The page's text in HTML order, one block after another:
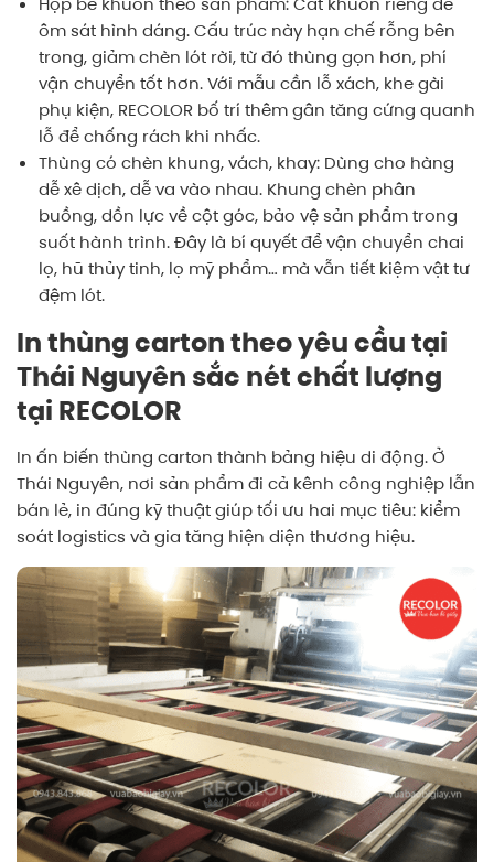
ôm sát hình dáng. Cấu trúc này hạn chế rỗng bên
trong, giảm chèn lót rời, từ đó thùng gọn hơn, phí
vận chuyển tốt hơn. Với mẫu cần lỗ xách, khe gài
phụ kiện, RECOLOR bố trí thêm gân tăng cứng quanh
lỗ để chống rách khi nhấc.
Thùng có chèn khung, vách, khay: Dùng cho hàng
dễ xê dịch, dễ va vào nhau. Khung chèn phân
buồng, dồn lực về cột góc, bảo vệ sản phẩm trong
suốt hành trình. Đây là bí quyết để vận chuyển chai
lọ, hũ thủy tinh, lọ mỹ phẩm… mà vẫn tiết kiệm vật tư
đệm lót.
In thùng carton theo yêu cầu tại
Thái Nguyên sắc nét chất lượng
tại RECOLOR
In ấn biến thùng carton thành bảng hiệu di động. Ở
Thái Nguyên, nơi sản phẩm đi cả kênh công nghiệp lẫn
bán lẻ, in đúng kỹ thuật giúp tối ưu hai mục tiêu: kiểm
soát logistics và gia tăng hiện diện thương hiệu.